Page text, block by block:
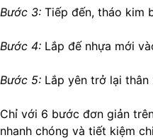
Bước 3: Tiếp đến, tháo kim
Bước 4: Lắp đế nhựa mới
Bước 5: Lắp yên trở lại thân
Chỉ với 6 bước đơn giản
nhanh chóng và tiết kiệm